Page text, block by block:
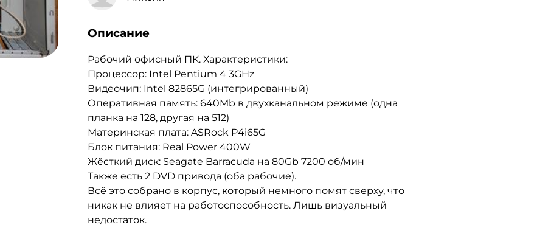
Описание
Рабочий офисный ПК. Характеристики:
Процессор: Intel Pentium 4 3GHz
Видеочип: Intel 82865G (интегрированный)
Оперативная память: 640Mb в двухканальном режиме (одна
планка на 128, другая на 512)
Материнская плата: ASRock P4i65G
Блок питания: Real Power 400W
Жëсткий диск: Seagate Barracuda на 80Gb 7200 об/мин
Также есть 2 DVD привода (оба рабочие).
Всё это собрано в корпус, который немного помят сверху, что
никак не влияет на работоспособность. Лишь визуальный
недостаток.